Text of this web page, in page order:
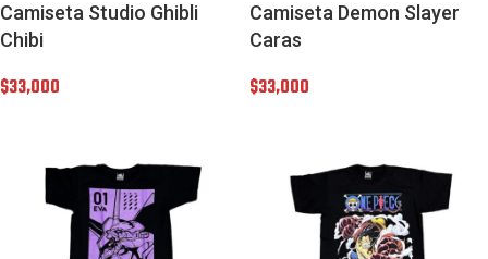
Camiseta Studio Ghibli
Chibi
$33,000
Camiseta Demon Slayer
Caras
$33,000